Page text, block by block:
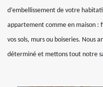
d’embellissement de votre
appartement comme en maison :
vos sols, murs ou boiseries. Nous
déterminé et mettons tout notre